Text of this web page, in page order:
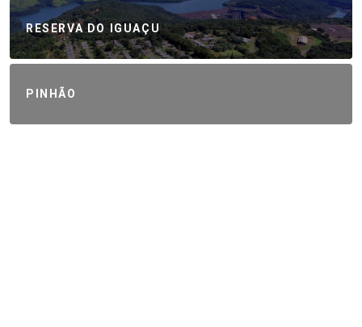
RESERVA DO IGUAÇU
PINHÃO